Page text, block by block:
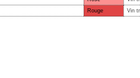
Rouge Vin